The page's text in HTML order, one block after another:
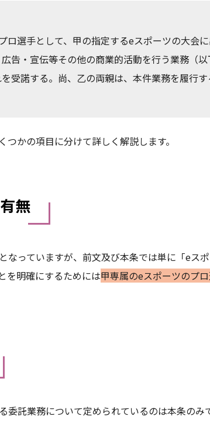
ロ選手として、甲の指定するeスポーツの大会
告・宣伝等その他の商業的活動を行う業務（
受諾する。尚、乙の両親は、本件業務を履行
かの項目に分けて詳しく解説します。
無
なっていますが、前文及び本条では単に「eス
を明確にするためには甲専属のeスポーツのプ
委託業務について定められているのは本条のみ